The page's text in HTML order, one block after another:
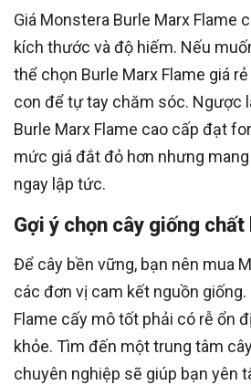
Giá Monstera Burle Marx Flame
kích thước và độ hiếm. Nếu
thể chọn Burle Marx Flame giá
con để tự tay chăm sóc. Ngược
Burle Marx Flame cao cấp đạt
mức giá đắt đỏ hơn nhưng
ngay lập tức.
Gợi ý chọn cây giống chất
Để cây bền vững, bạn nên mua
các đơn vị cam kết nguồn
Flame cấy mô tốt phải có rễ ổn
khỏe. Tìm đến một trung tâm
chuyên nghiệp sẽ giúp bạn yên